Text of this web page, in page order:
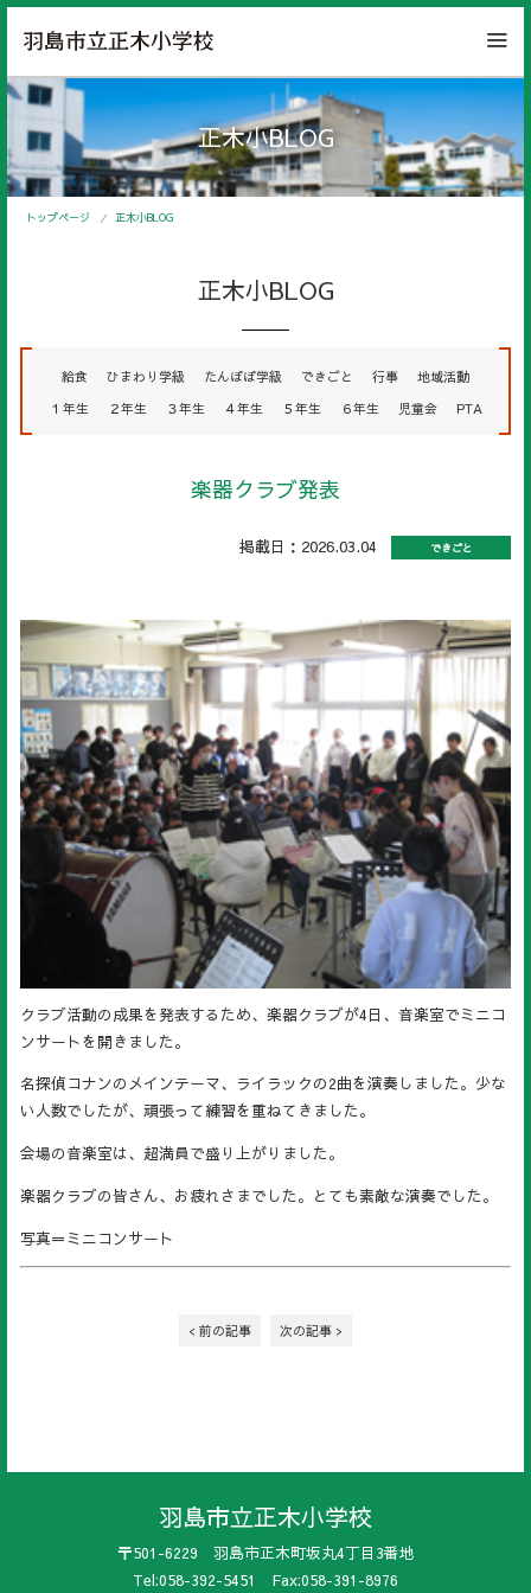
正木小BLOG
トップページ 正木小BLOG
正木小BLOG
給食 ひまわり学級 たんぽぽ学級 できごと 行事
地域活動
１年生
２年生 ３年生 ４年生 ５年生 ６年生 児童会 PTA
楽器クラブ発表
掲載日：2026.03.04 できごと
クラブ活動の成果を発表するため、楽器クラブが4日、音楽室でミニコ
ンサートを開きました。
名探偵コナンのメインテーマ、ライラックの2曲を演奏しました。少な
い人数でしたが、頑張って練習を重ねてきました。
会場の音楽室は、超満員で盛り上がりました。
楽器クラブの皆さん、お疲れさまでした。とても素敵な演奏でした。
写真＝ミニコンサート
< 前の記事 次の記事 >
羽島市立正木小学校
〒501-6229 羽島市正木町坂丸4丁目3番地
Tel:058-392-5451 Fax:058-391-8976